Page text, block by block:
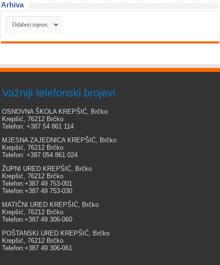
Arhiva
Arhiva
Važniji telefonski brojevi
OSNOVNA ŠKOLA KREPŠIĆ, Brčko
Krepšić, 76212 Brčko
Telefon: +387 54 861 114
MJESNA ZAJEDNICA KREPŠIĆ, Brčko
Krepšić, 76212 Brčko
Telefon: +387 054 861 024
ŽUPNI URED KREPŠIĆ, Brčko
Krepšić, 76212 Brčko
Telefon:+387 49 753-001
Telefon:+387 49 753-030
MATIČNI URED KREPŠIĆ, Brčko
Krepšić, 76212 Brčko
Telefon:+387 49 306-060
POŠTANSKI URED KREPŠIĆ, Brčko
Krepšić, 76212 Brčko
Telefon:+387 49 306-061